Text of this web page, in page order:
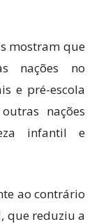
mostram que
nações no
e pré-escola
nações
infantil e
ao contrário
que reduziu a